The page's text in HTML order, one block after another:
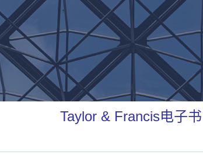
Taylor & Francis电子书